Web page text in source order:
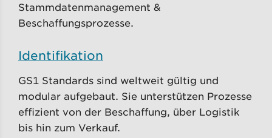
Stammdatenmanagement &
Beschaffungsprozesse.
Identifikation
GS1 Standards sind weltweit gültig und
modular aufgebaut. Sie unterstützen Prozesse
effizient von der Beschaffung, über Logistik
bis hin zum Verkauf.